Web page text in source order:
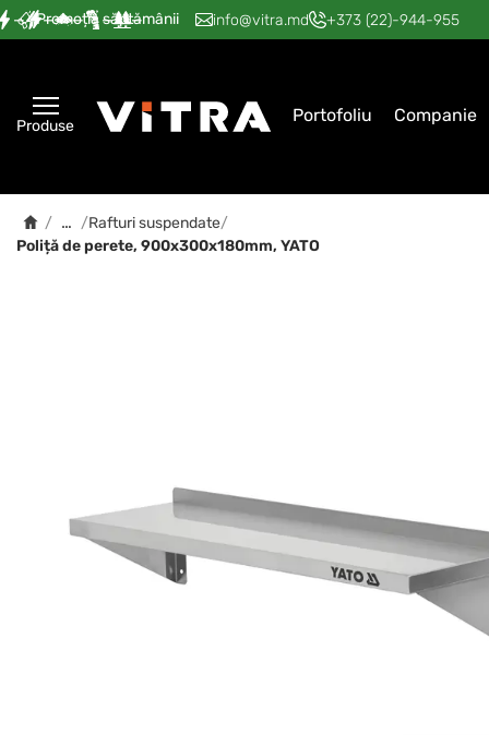
Promoția săptămânii
— — — — — info@vitra.md +373 (22)-944-955
Produse Portofoliu Companie
/ … /Rafturi suspendate/
Poliță de perete, 900x300x180mm, YATO